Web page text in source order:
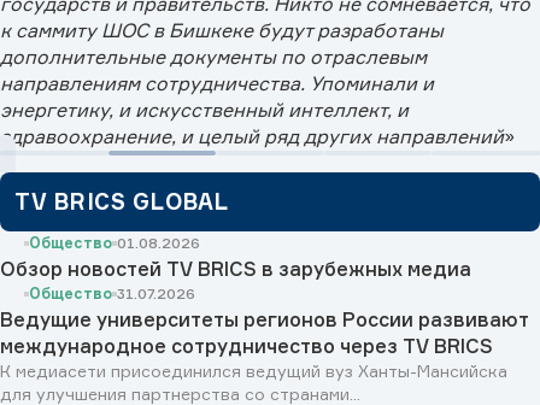
к саммиту ШОС в Бишкеке будут разработаны
дополнительные документы по отраслевым
направлениям сотрудничества. Упоминали и
энергетику, и искусственный интеллект, и
здравоохранение, и целый ряд других направлений»
TV BRICS GLOBAL
Общество 01.08.2026
Обзор новостей TV BRICS в зарубежных медиа
Общество 31.07.2026
Ведущие университеты регионов России развивают
международное сотрудничество через TV BRICS
К медиасети присоединился ведущий вуз Ханты-Мансийска
для улучшения партнерства со странами...